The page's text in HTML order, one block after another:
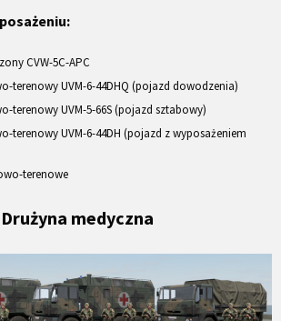
CVW-5C-APC
terenowy UVM-6-44DHQ (pojazd dowodzenia)
terenowy UVM-5-66S (pojazd sztabowy)
terenowy UVM-6-44DH (pojazd z wyposażeniem
terenowe
Drużyna medyczna